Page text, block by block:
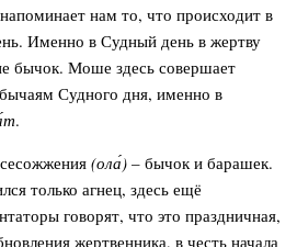
нам то, что происходит в
Именно в Судный день в жертву
бычок. Моше здесь совершает
Судного дня, именно в
.
(ола́) – бычок и барашек.
только агнец, здесь ещё
говорят, что это праздничная,
жертвенника, в честь начала